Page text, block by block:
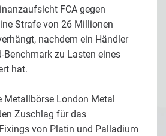
FCA gegen
Strafe von 26 Millionen
nachdem ein Händler
Benchmark zu Lasten eines
hat.
Metallbörse London Metal
Zuschlag für das
von Platin und Palladium